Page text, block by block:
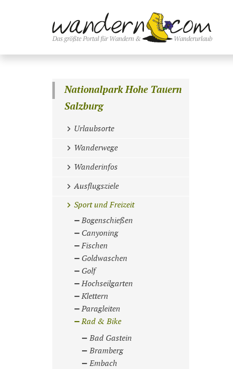
Nationalpark Hohe Tauern
Salzburg
Urlaubsorte
Wanderwege
Wanderinfos
Ausflugsziele
Sport und Freizeit
Bogenschießen
Canyoning
Fischen
Goldwaschen
Golf
Hochseilgarten
Klettern
Paragleiten
Rad & Bike
Bad Gastein
Bramberg
Embach